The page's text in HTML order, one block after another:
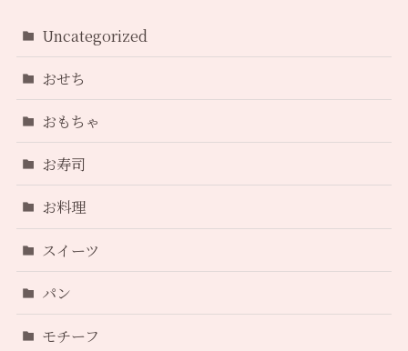
Uncategorized
おせち
おもちゃ
お寿司
お料理
スイーツ
パン
モチーフ